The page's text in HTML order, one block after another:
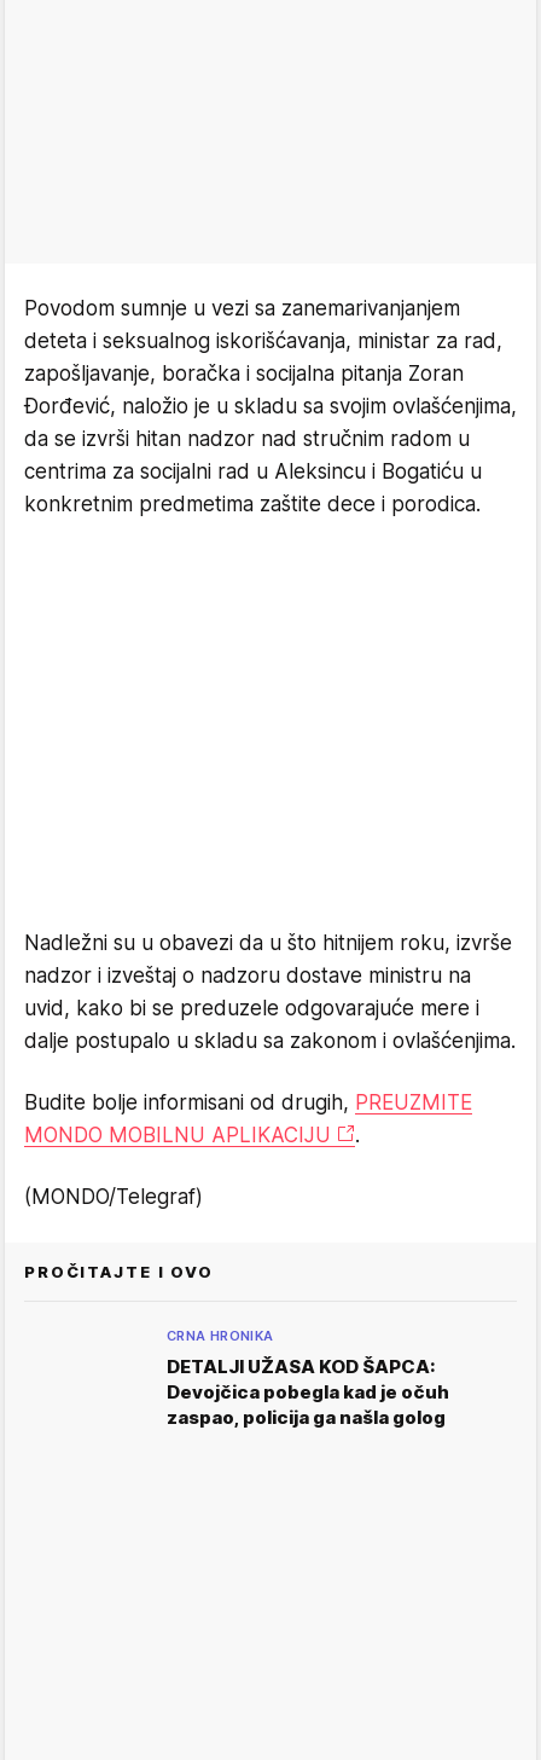
Povodom sumnje u vezi sa zanemarivanjanjem
deteta i seksualnog iskorišćavanja, ministar za rad,
zapošljavanje, boračka i socijalna pitanja Zoran
Đorđević, naložio je u skladu sa svojim ovlašćenjima,
da se izvrši hitan nadzor nad stručnim radom u
centrima za socijalni rad u Aleksincu i Bogatiću u
konkretnim predmetima zaštite dece i porodica.
Nadležni su u obavezi da u što hitnijem roku, izvrše
nadzor i izveštaj o nadzoru dostave ministru na
uvid, kako bi se preduzele odgovarajuće mere i
dalje postupalo u skladu sa zakonom i ovlašćenjima.
Budite bolje informisani od drugih, PREUZMITE
MONDO MOBILNU APLIKACIJU
.
(MONDO/Telegraf)
PROČITAJTE I OVO
CRNA HRONIKA
DETALJI UŽASA KOD ŠAPCA:
Devojčica pobegla kad je očuh
zaspao, policija ga našla golog